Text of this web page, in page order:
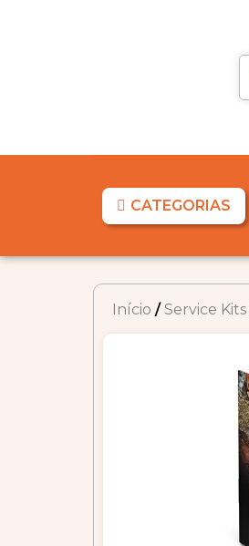
CATEGORIAS
Início /Service Kits